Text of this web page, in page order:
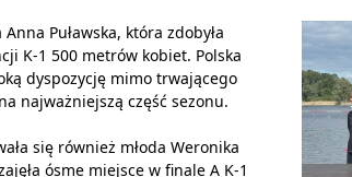
Puławska, która zdobyła
K-1 500 metrów kobiet. Polska
dyspozycję mimo trwającego
najważniejszą część sezonu.
się również młoda Weronika
ósme miejsce w finale A K-1